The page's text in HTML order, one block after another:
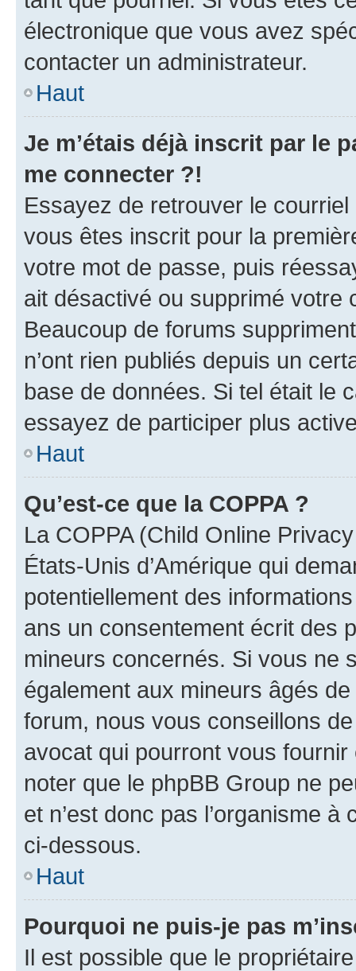
électronique que vous avez
contacter un administrateur.
Haut
Je m’étais déjà inscrit par le
me connecter ?!
Essayez de retrouver le
vous êtes inscrit pour la
votre mot de passe, puis
ait désactivé ou supprimé votre
Beaucoup de forums
n’ont rien publiés depuis un
base de données. Si tel était le
essayez de participer plus
Haut
Qu’est-ce que la COPPA ?
La COPPA (Child Online
États-Unis d’Amérique qui
potentiellement des
ans un consentement écrit des
mineurs concernés. Si vous ne
également aux mineurs âgés
forum, nous vous conseillons
avocat qui pourront vous
noter que le phpBB Group ne
et n’est donc pas l’organisme
ci-dessous.
Haut
Pourquoi ne puis-je pas
Il est possible que le